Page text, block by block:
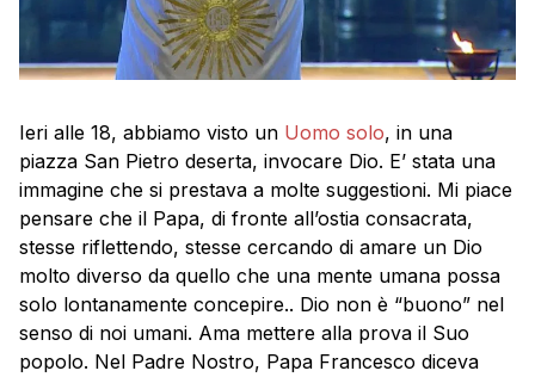
Ieri alle 18, abbiamo visto un Uomo solo, in una
piazza San Pietro deserta, invocare Dio. E’ stata una
immagine che si prestava a molte suggestioni. Mi piace
pensare che il Papa, di fronte all’ostia consacrata,
stesse riflettendo, stesse cercando di amare un Dio
molto diverso da quello che una mente umana possa
solo lontanamente concepire.. Dio non è “buono” nel
senso di noi umani. Ama mettere alla prova il Suo
popolo. Nel Padre Nostro, Papa Francesco diceva